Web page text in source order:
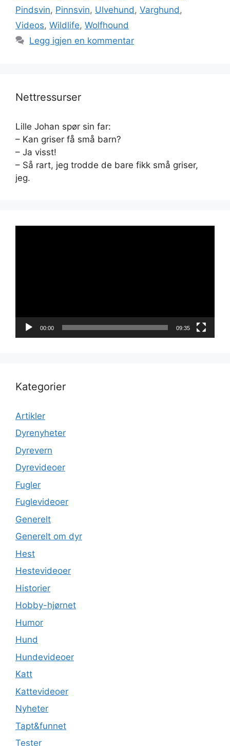
Pindsvin, Pinnsvin, Ulvehund , Varghund ,
Videos, Wildlife, Wolfhound
Legg igjen en kommentar
Nettressurser
Lille Johan spør sin far:
– Kan griser få små barn?
– Ja visst!
– Så rart, jeg trodde de bare fikk små griser,
jeg.
00:00 09:35
Kategorier
Artikler
Dyrenyheter
Dyrevern
Dyrevideoer
Fugler
Fuglevideoer
Generelt
Generelt om dyr
Hest
Hestevideoer
Historier
Hobby-hjørnet
Humor
Hund
Hundevideoer
Katt
Kattevideoer
Nyheter
Tapt&funnet
Tester